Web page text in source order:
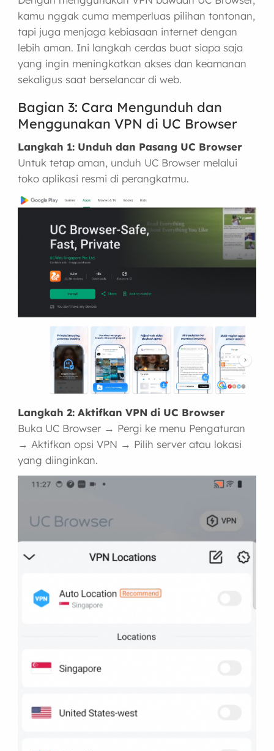
kamu nggak cuma memperluas pilihan tontonan,
tapi juga menjaga kebiasaan internet dengan
lebih aman. Ini langkah cerdas buat siapa saja
yang ingin meningkatkan akses dan keamanan
sekaligus saat berselancar di web.
Bagian 3: Cara Mengunduh dan
Menggunakan VPN di UC Browser
Langkah 1: Unduh dan Pasang UC Browser
Untuk tetap aman, unduh UC Browser melalui
toko aplikasi resmi di perangkatmu.
Langkah 2: Aktifkan VPN di UC Browser
Buka UC Browser → Pergi ke menu Pengaturan
→ Aktifkan opsi VPN → Pilih server atau lokasi
yang diinginkan.